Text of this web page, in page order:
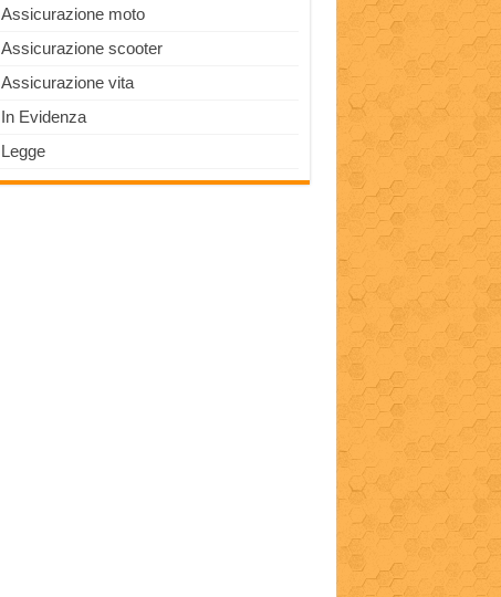
Assicurazione moto
Assicurazione scooter
Assicurazione vita
In Evidenza
Legge